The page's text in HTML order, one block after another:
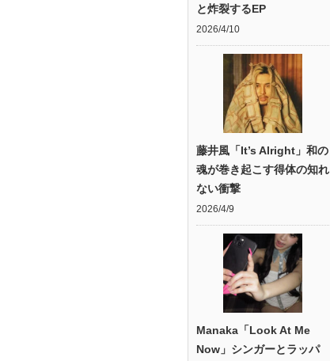
と炸裂するEP
2026/4/10
藤井風「It’s Alright」和の
魂が巻き起こす得体の知れ
ない衝撃
2026/4/9
Manaka「Look At Me
Now」シンガーとラッパ